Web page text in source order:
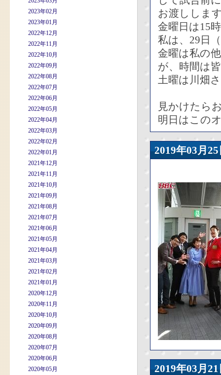
2023年02月
2023年01月
2022年12月
2022年11月
2022年10月
2022年09月
2022年08月
2022年07月
2022年06月
2022年05月
2022年04月
2022年03月
2022年02月
2022年01月
2021年12月
2021年11月
2021年10月
2021年09月
2021年08月
2021年07月
2021年06月
2021年05月
2021年04月
2021年03月
2021年02月
2021年01月
2020年12月
2020年11月
2020年10月
2020年09月
2020年08月
2020年07月
2020年06月
2020年05月
お渡ししま
金曜日は15
私は、29日
金曜は私の
が、時間は
土曜は川畑
見かけたら
明日はこの
2019年03
2019年03